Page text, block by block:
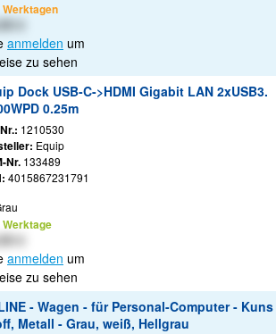
Werktagen
anmelden um
zu sehen
Dock USB-C->HDMI Gigabit LAN 2xUSB3.
0.25m
1210530
Equip
Nr. 133489
4015867231791
Werktage
anmelden um
zu sehen
- Wagen - für Personal-Computer - Kuns
Metall - Grau, weiß, Hellgrau